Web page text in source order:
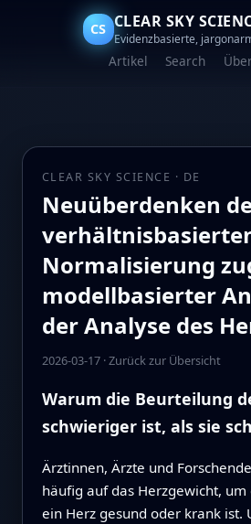
CS CLEAR SKY
Evidenzbasierte,
Artikel Search
CLEAR SKY SCIENCE · DE
Neuüberdenken
Normalisierung
modellbasierter
der Analyse des
2026-03-17·Zurück zur Übersicht
Warum die Beurteilung
schwieriger ist, als sie
Ärztinnen, Ärzte und
häufig auf das Herzgewicht, um
ein Herz gesund oder krank ist.